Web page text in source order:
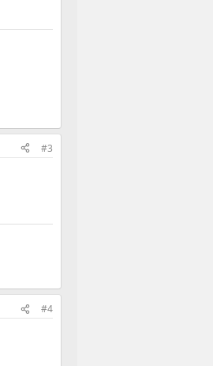
#3
#4